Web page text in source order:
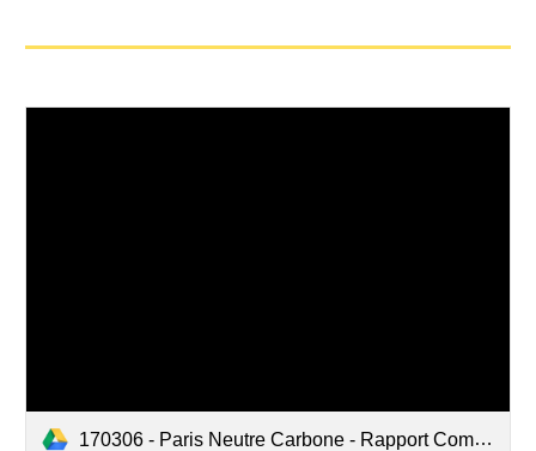
170306 - Paris Neutre Carbone - Rapport Complet_LD.pdf